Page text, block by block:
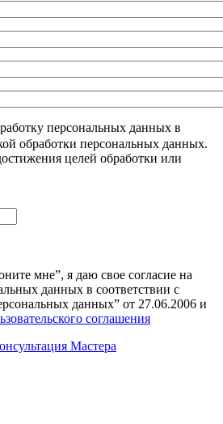
персональных данных в
обработки персональных данных.
целей обработки или
мне”, я даю свое согласие на
данных в соответствии с
данных” от 27.06.2006 и
соглашения
Мастера